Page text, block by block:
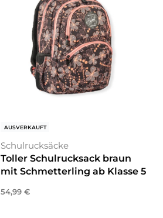
AUSVERKAUFT
Schulrucksäcke
Toller Schulrucksack braun
mit Schmetterling ab Klasse 5
54,99 €